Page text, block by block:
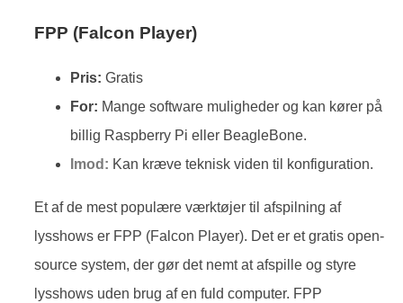
FPP (Falcon Player)
Pris: Gratis
For: Mange software muligheder og kan kører på
billig Raspberry Pi eller BeagleBone.
Imod: Kan kræve teknisk viden til konfiguration.
Et af de mest populære værktøjer til afspilning af
lysshows er FPP (Falcon Player). Det er et gratis open-
source system, der gør det nemt at afspille og styre
lysshows uden brug af en fuld computer. FPP